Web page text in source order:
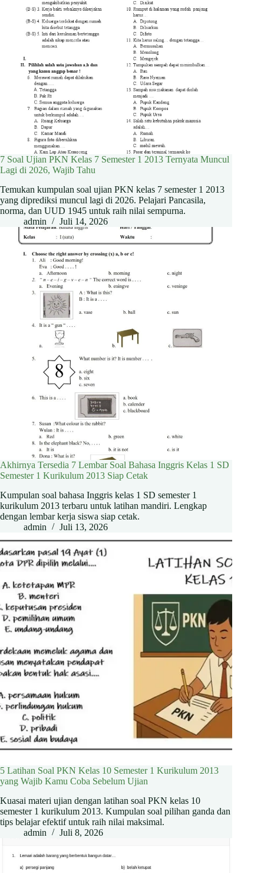
7 Soal Ujian PKN Kelas 7 Semester 1 2013 Ternyata Muncul
Lagi di 2026, Wajib Tahu
Temukan kumpulan soal ujian PKN kelas 7 semester 1 2013
yang diprediksi muncul lagi di 2026. Pelajari Pancasila,
norma, dan UUD 1945 untuk raih nilai sempurna.
admin
Juli 14, 2026
Akhirnya Tersedia 7 Lembar Soal Bahasa Inggris Kelas 1 SD
Semester 1 Kurikulum 2013 Siap Cetak
Kumpulan soal bahasa Inggris kelas 1 SD semester 1
kurikulum 2013 terbaru untuk latihan mandiri. Lengkap
dengan lembar kerja siswa siap cetak.
admin
Juli 13, 2026
5 Latihan Soal PKN Kelas 10 Semester 1 Kurikulum 2013
yang Wajib Kamu Coba Sebelum Ujian
Kuasai materi ujian dengan latihan soal PKN kelas 10
semester 1 kurikulum 2013. Kumpulan soal pilihan ganda dan
tips belajar efektif untuk raih nilai maksimal.
admin
Juli 8, 2026